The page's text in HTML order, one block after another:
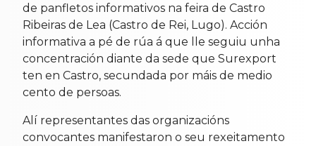
de panfletos informativos na feira de Castro
Ribeiras de Lea (Castro de Rei, Lugo). Acción
informativa a pé de rúa á que lle seguiu unha
concentración diante da sede que Surexport
ten en Castro, secundada por máis de medio
cento de persoas.
Alí representantes das organizacións
convocantes manifestaron o seu rexeitamento